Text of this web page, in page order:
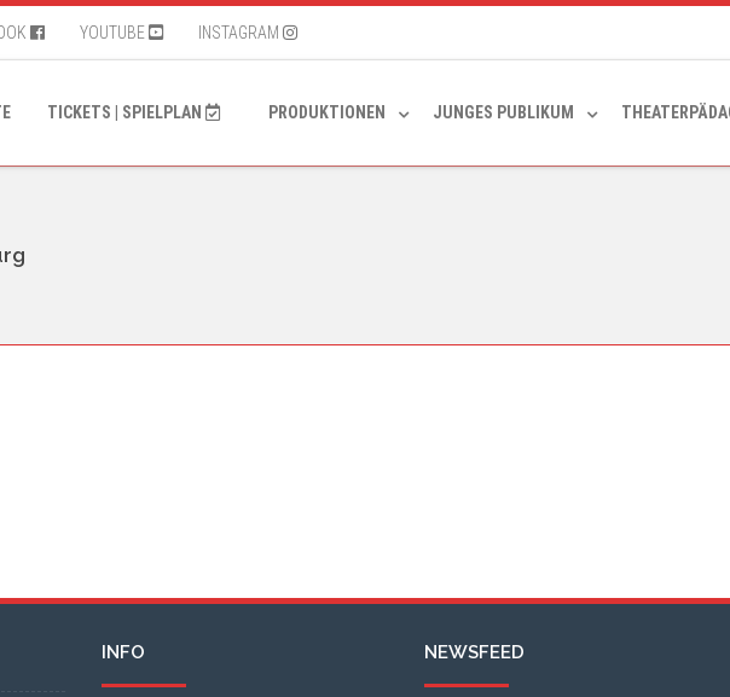
YOUTUBE INSTAGRAM
TICKETS | SPIELPLAN PRODUKTIONEN JUNGES PUBLIKUM
INFO NEWSFEED